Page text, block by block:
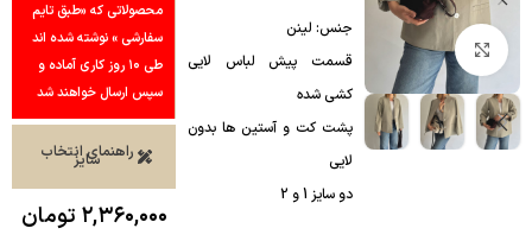
بزرگنمایی تصویر
جنس: لینن
قسمت پیش لباس لایی
کشی شده
پشت کت و آستین ها بدون
لایی
دو سایز 1 و 2
محصولاتی که «طبق تایم
سفارشی » نوشته شده اند
طی ۱۰ روز کاری آماده و
سپس ارسال خواهند شد
راهنمای انتخاب
سایز
۲,۳۶۰,۰۰۰ تومان